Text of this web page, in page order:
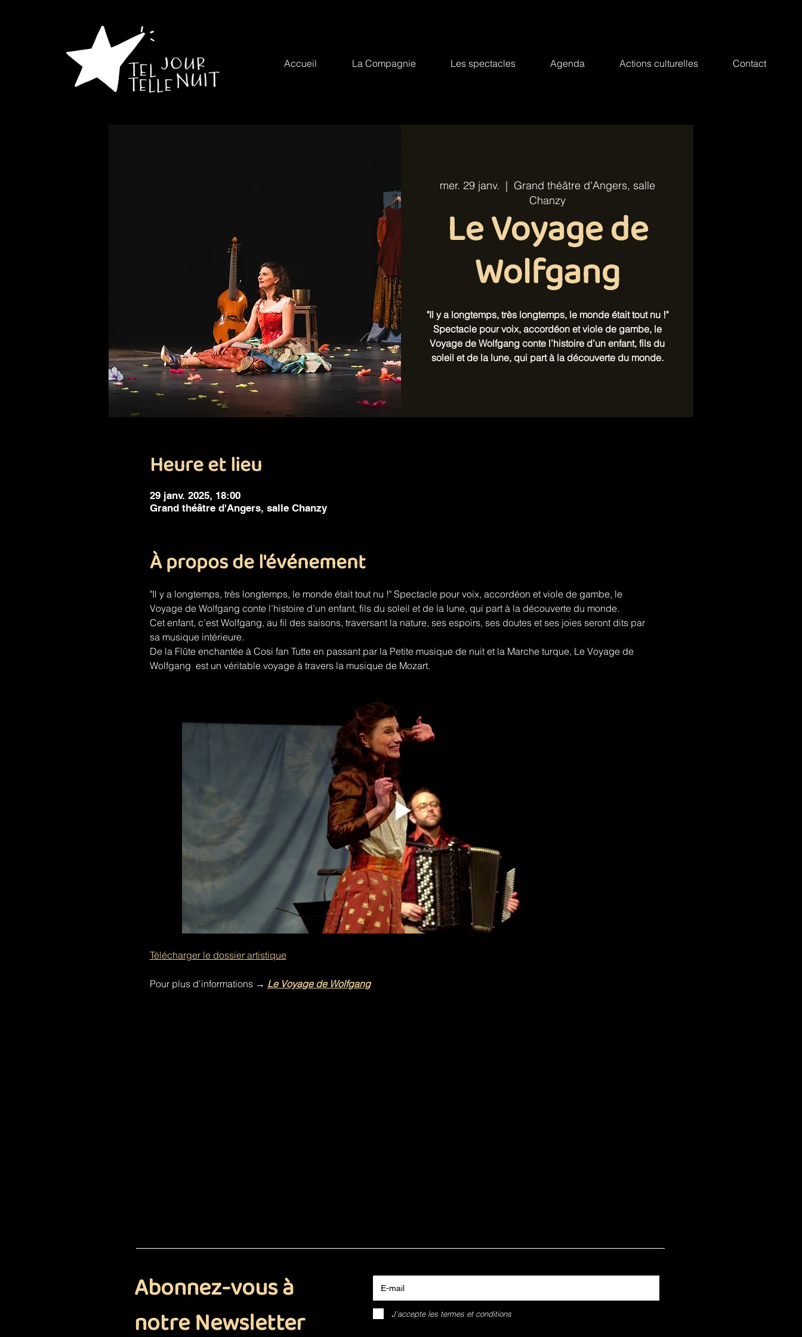
Accueil La Compagnie Les spectacles Agenda Actions culturelles Contact
mer. 29 janv.
  |
Grand théâtre d'Angers, salle
Chanzy
Le Voyage de
Wolfgang
"Il y a longtemps, très longtemps, le monde était tout nu !"
Spectacle pour voix, accordéon et viole de gambe, le
Voyage de Wolfgang conte l’histoire d’un enfant, fils du
soleil et de la lune, qui part à la découverte du monde.
Heure et lieu
29 janv. 2025, 18:00
Grand théâtre d'Angers, salle Chanzy
À propos de l'événement
"Il y a longtemps, très longtemps, le monde était tout nu !" Spectacle pour voix, accordéon et viole de gambe, le
Voyage de Wolfgang conte l’histoire d’un enfant, fils du soleil et de la lune, qui part à la découverte du monde.
Cet enfant, c’est Wolfgang, au fil des saisons, traversant la nature, ses espoirs, ses doutes et ses joies seront dits par
sa musique intérieure.
De la Flûte enchantée à Cosi fan Tutte en passant par la Petite musique de nuit et la Marche turque, Le Voyage de
Wolfgang  est un véritable voyage à travers la musique de Mozart.
Télécharger le dossier artistique
Pour plus d'informations → Le Voyage de Wolfgang
Abonnez-vous à
notre Newsletter
J'accepte les termes et conditions